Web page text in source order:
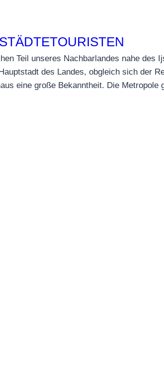
Teil unseres Nachbarlandes nahe des
des Landes, obgleich sich der
eine große Bekanntheit. Die Metropole